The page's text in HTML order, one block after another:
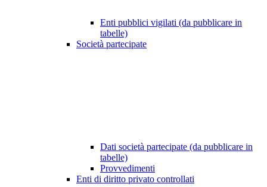
Enti pubblici vigilati (da pubblicare in
tabelle)
Società partecipate
Dati società partecipate (da pubblicare in
tabelle)
Provvedimenti
Enti di diritto privato controllati